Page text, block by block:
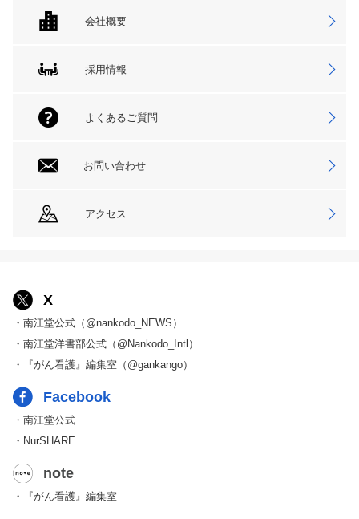
会社概要
採用情報
よくあるご質問
お問い合わせ
アクセス
X
・南江堂公式（@nankodo_NEWS）
・南江堂洋書部公式（@Nankodo_Intl）
・『がん看護』編集室（@gankango）
Facebook
・南江堂公式
・NurSHARE
note
・『がん看護』編集室